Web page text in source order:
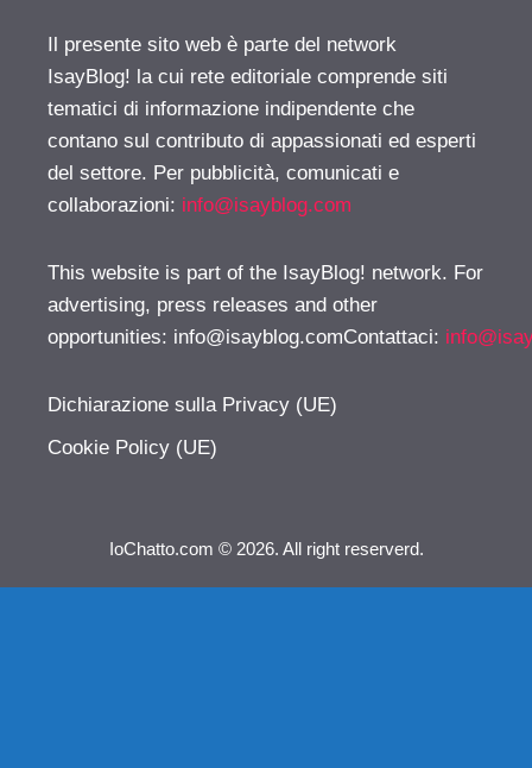
Il presente sito web è parte del network
IsayBlog! la cui rete editoriale comprende siti
tematici di informazione indipendente che
contano sul contributo di appassionati ed esperti
del settore. Per pubblicità, comunicati e
collaborazioni: info@isayblog.com
This website is part of the IsayBlog! network. For
advertising, press releases and other
opportunities: info@isayblog.comContattaci:
Dichiarazione sulla Privacy (UE)
Cookie Policy (UE)
IoChatto.com © 2026. All right reserverd.